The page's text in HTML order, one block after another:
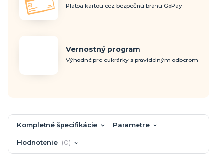
Platba kartou cez bezpečnú bránu GoPay
Vernostný program
Výhodné pre cukrárky s pravidelným odberom
Kompletné špecifikácie Parametre
Hodnotenie 0